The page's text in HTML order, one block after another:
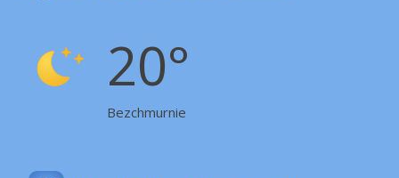
20°
Bezchmurnie